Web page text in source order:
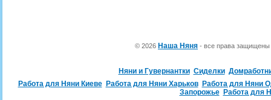
© 2026 Наша Няня - все права
Няни и Гувернантки Сиделки
Работа для Няни Киеве
Работа для Няни Харьков
Работа для Няни
Запорожье
Работа для